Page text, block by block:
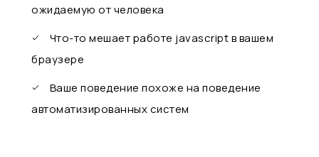
ожидаемую от человека
Что-то мешает работе javascript в вашем
браузере
Ваше поведение похоже на поведение
автоматизированных систем